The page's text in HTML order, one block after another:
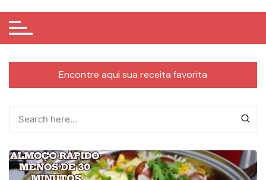
Encontre aqui sua receita favorita